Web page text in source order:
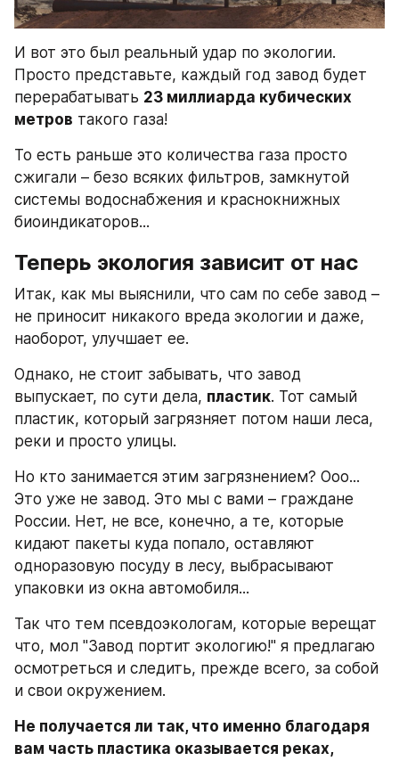
И вот это был реальный удар по экологии.
Просто представьте, каждый год завод будет
перерабатывать 23 миллиарда кубических
метров такого газа!
То есть раньше это количества газа просто
сжигали – безо всяких фильтров, замкнутой
системы водоснабжения и краснокнижных
биоиндикаторов...
Теперь экология зависит от нас
Итак, как мы выяснили, что сам по себе завод –
не приносит никакого вреда экологии и даже,
наоборот, улучшает ее.
Однако, не стоит забывать, что завод
выпускает, по сути дела, пластик. Тот самый
пластик, который загрязняет потом наши леса,
реки и просто улицы.
Но кто занимается этим загрязнением? Ооо...
Это уже не завод. Это мы с вами – граждане
России. Нет, не все, конечно, а те, которые
кидают пакеты куда попало, оставляют
одноразовую посуду в лесу, выбрасывают
упаковки из окна автомобиля...
Так что тем псевдоэкологам, которые верещат
что, мол "Завод портит экологию!" я предлагаю
осмотреться и следить, прежде всего, за собой
и свои окружением.
Не получается ли так, что именно благодаря
вам часть пластика оказывается реках,